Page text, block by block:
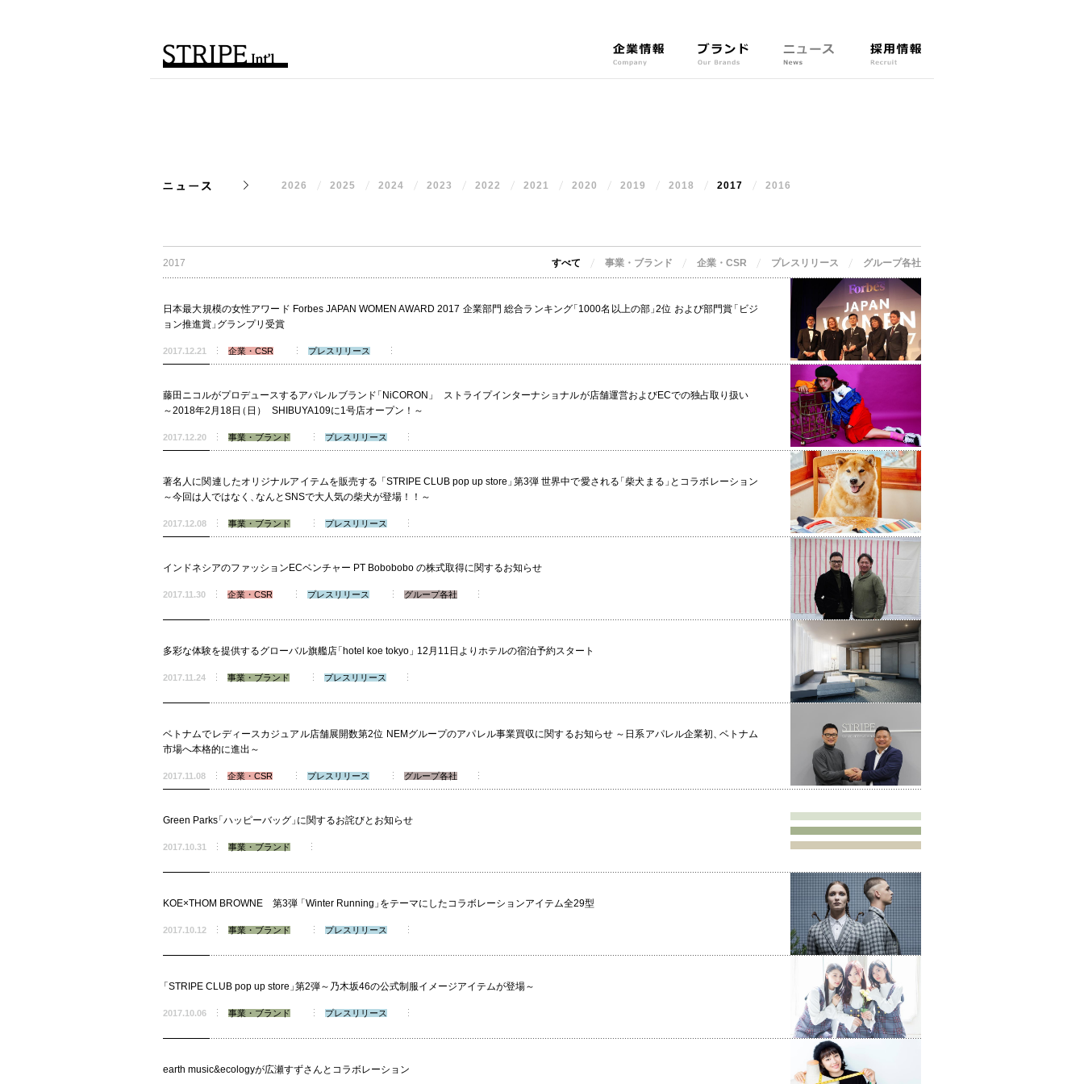
企
y
ブ
n
d
ニ
s
採
t
2026 2025 2024 2023 2022 2021 2020 2019 2018 2017 2016
2017 すべて 事業・ブランド 企業・CSR プレスリリース グループ各社
日本最大規模の女性アワード Forbes JAPAN WOMEN AWARD 2017 企業部門 総合ランキング「 1000名以上の部 」2位 および部門賞「 ビジ
ョン推進賞 」グランプリ受賞
2017.12.21 企業・CSR プレスリリース
藤田ニコルがプロデュースするアパレルブランド「 NiCORON 」
ストライプインターナショナルが店舗運営およびECでの独占取り扱い
～2018年2月18日（ 日 ） SHIBUYA109に1号店オープン！～
2017.12.20 事業・ブランド プレスリリース
著名人に関連したオリジナルアイテムを販売する「 STRIPE CLUB pop up store 」第3弾 世界中で愛される「柴犬まる 」とコラボレーション
～今回は人ではなく 、なんとSNSで大人気の柴犬が登場！！～
2017.12.08 事業・ブランド プレスリリース
インドネシアのファッションECベンチャー PT Bobobobo の株式取得に関するお知らせ
2017.11.30 企業・CSR プレスリリース グループ各社
多彩な体験を提供するグローバル旗艦店「 hotel koe tokyo 」12月11日よりホテルの宿泊予約スタート
2017.11.24 事業・ブランド プレスリリース
ベトナムでレディースカジュアル店舗展開数第2位 NEMグループのアパレル事業買収に関するお知らせ ～日系アパレル企業初、ベトナム
市場へ本格的に進出～
2017.11.08 企業・CSR プレスリリース グループ各社
Green Parks「ハッピーバッグ 」に関するお詫びとお知らせ
2017.10.31 事業・ブランド
KOE×THOM BROWNE 第3弾「Winter Running 」をテーマにしたコラボレーションアイテム全29型
2017.10.12 事業・ブランド プレスリリース
「STRIPE CLUB pop up store 」第2弾～乃木坂46の公式制服イメージアイテムが登場～
2017.10.06 事業・ブランド プレスリリース
earth music&ecologyが広瀬すずさんとコラボレーション